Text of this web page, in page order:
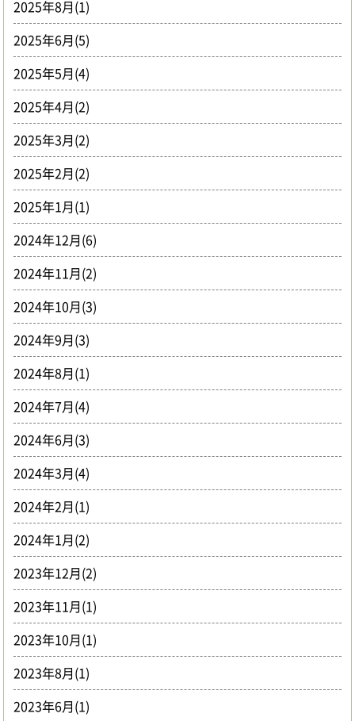
2025年8月(1)
2025年6月(5)
2025年5月(4)
2025年4月(2)
2025年3月(2)
2025年2月(2)
2025年1月(1)
2024年12月(6)
2024年11月(2)
2024年10月(3)
2024年9月(3)
2024年8月(1)
2024年7月(4)
2024年6月(3)
2024年3月(4)
2024年2月(1)
2024年1月(2)
2023年12月(2)
2023年11月(1)
2023年10月(1)
2023年8月(1)
2023年6月(1)